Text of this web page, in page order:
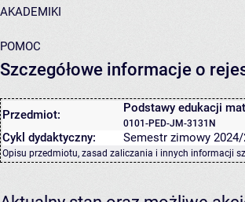
AKADEMIKI
POMOC
Szczegółowe informacje o
Przedmiot: Podstawy edukacji
0101-PED-JM-3131N
Cykl dydaktyczny: Semestr zimowy
Opisu przedmiotu, zasad zaliczania i innych informacji